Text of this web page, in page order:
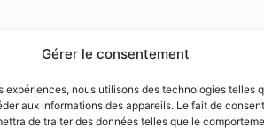
Gérer le consentement
expériences, nous utilisons des technologies telles
aux informations des appareils. Le fait de
de traiter des données telles que le